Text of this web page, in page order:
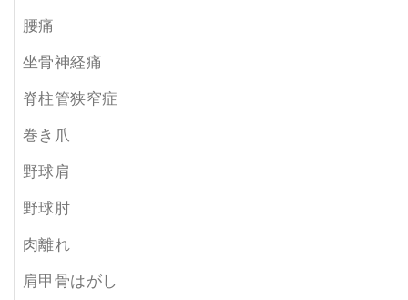
腰痛
坐骨神経痛
脊柱管狭窄症
巻き爪
野球肩
野球肘
肉離れ
肩甲骨はがし